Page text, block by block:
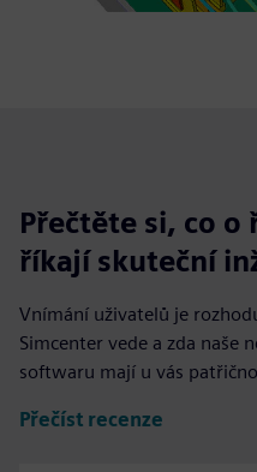
Přečtěte si, co o
říkají skuteční
Vnímání uživatelů je
Simcenter vede a zda naše
softwaru mají u vás
Přečíst recenze